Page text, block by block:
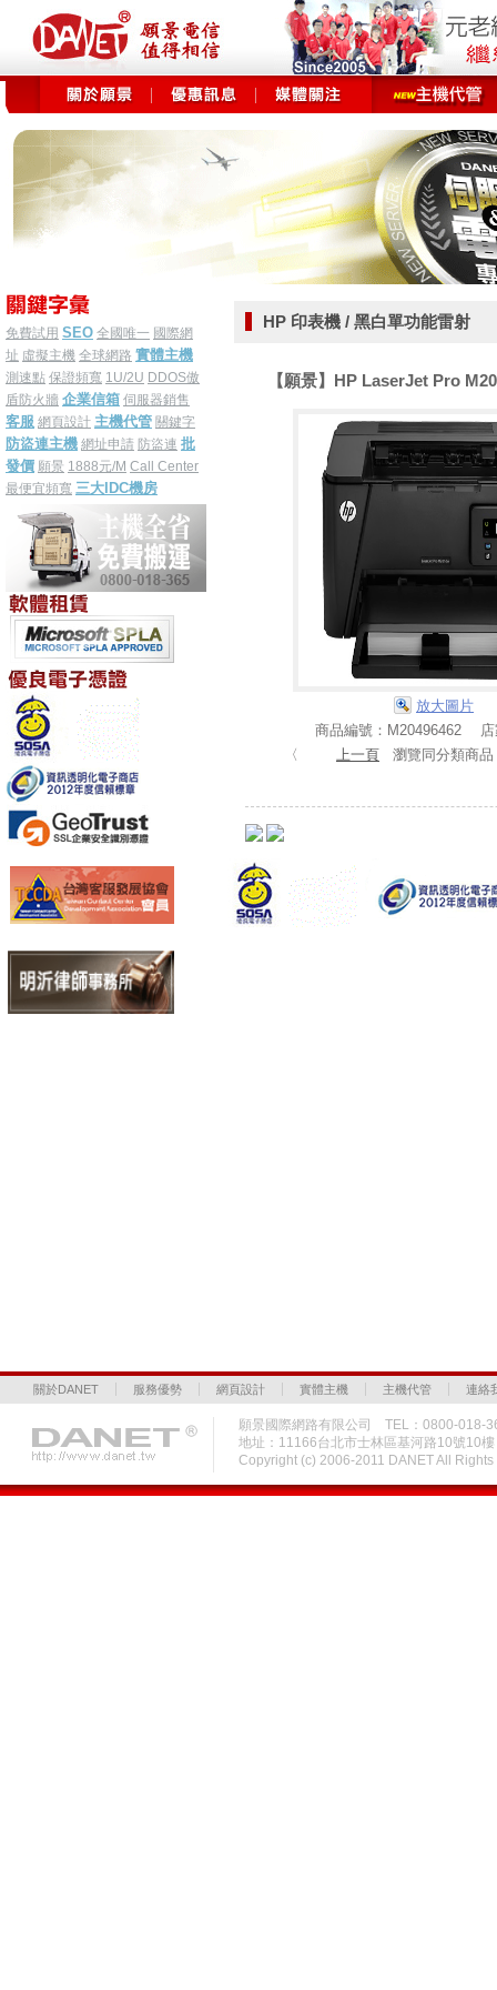
免費試用 SEO 全國唯一 國際網
址 虛擬主機 全球網路 實體主機
測速點 保證頻寬 1U/2U DDOS傲
盾防火牆 企業信箱 伺服器銷售
客服 網頁設計 主機代管 關鍵字
防盜連主機 網址申請 防盜連 批
發價 願景 1888元/M Call Center
最便宜頻寬 三大IDC機房
HP 印表機 / 黑白單功能雷射
【願景】HP LaserJet Pro
放大圖片
商品編號：M20496462 店
〈
上一頁 瀏覽同分類商
關於DANET 服務優勢 網頁設計 實體主機 主機代管 連絡
願景國際網路有限公司 TEL：0800-018-
地址：11166台北市士林區基河路10號10
Copyright (c) 2006-2011 DANET All